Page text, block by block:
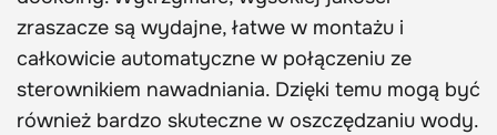
zraszacze są wydajne, łatwe w montażu i
całkowicie automatyczne w połączeniu ze
sterownikiem nawadniania. Dzięki temu mogą być
również bardzo skuteczne w oszczędzaniu wody.